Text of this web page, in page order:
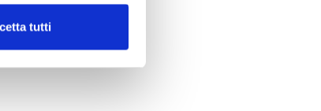
tutti